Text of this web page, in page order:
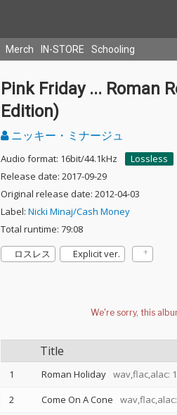
Merch IN-STORE Schooling
Pink Friday ... Roman
Edition)
ニッキー・ミナージュ
Audio format: 16bit/44.1kHz
Lossless
Release date: 2017-09-29
Original release date: 2012-04-03
Label: Nicki Minaj/Cash Money
Total runtime: 79:08
ロスレス
Explicit ver.
Title
1 Roman Holiday wav,flac,alac:
2
Come On A Cone